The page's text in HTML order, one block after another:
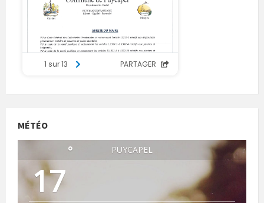
MÉTÉO
PUYCAPEL
17
°